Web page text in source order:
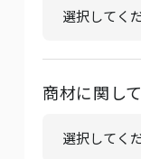
商材に関して